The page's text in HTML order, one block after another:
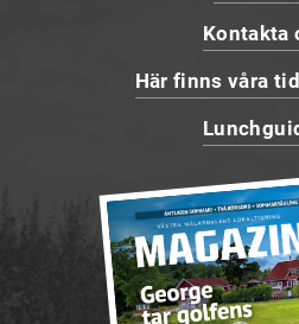
Kontakta
Här finns våra